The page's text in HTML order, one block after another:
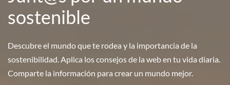
sostenible
Descubre el mundo que te rodea y la importancia de la
sostenibilidad. Aplica los consejos de la web en tu vida diaria.
Comparte la información para crear un mundo mejor.